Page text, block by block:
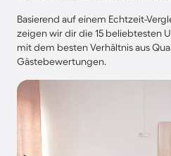
Basierend auf einem Echtzeit-
zeigen wir dir die 15 beliebtesten
mit dem besten Verhältnis aus
Gästebewertungen.